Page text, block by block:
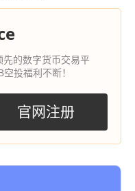
的数字货币交易平
投福利不断！
官网注册